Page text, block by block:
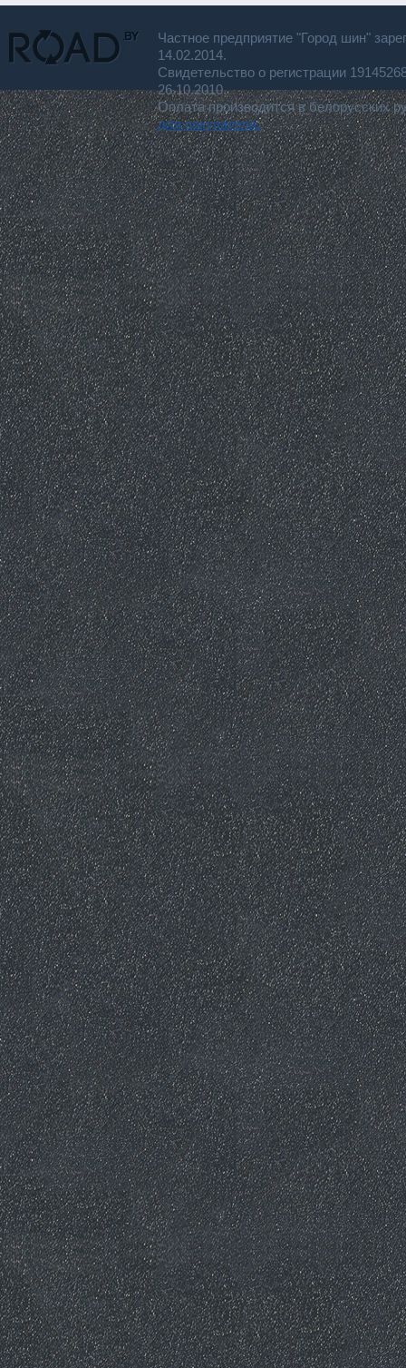
Частное предприятие "Город шин"
14.02.2014.
Свидетельство о регистрации
26.10.2010.
Оплата производится в белорусских
для покупателя.